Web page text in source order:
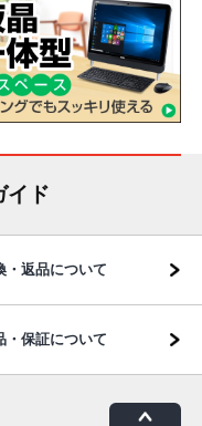
イド
・返品について
・保証について